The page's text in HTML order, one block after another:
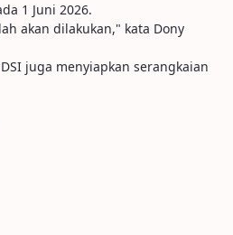
1 Juni 2026.
akan dilakukan," kata Dony
juga menyiapkan serangkaian